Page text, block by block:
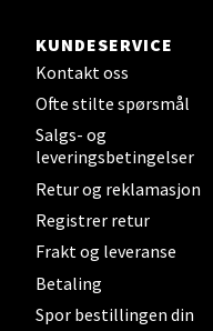
KUNDESERVICE
Kontakt oss
Ofte stilte spørsmål
Salgs- og
leveringsbetingelser
Retur og reklamasjon
Registrer retur
Frakt og leveranse
Betaling
Spor bestillingen din
Åpent i dag 10-20
2 i butikk
Leirvik - Stord
Torgbakken 2, 5401
Åpent i dag 10-17